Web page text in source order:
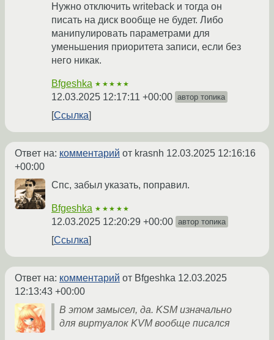
Нужно отключить writeback и тогда он
писать на диск вообще не будет. Либо
манипулировать параметрами для
уменьшения приоритета записи, если без
него никак.
Bfgeshka ★★★★★
12.03.2025 12:17:11 +00:00 автор топика
Ссылка
Ответ на: комментарий от krasnh 12.03.2025 12:16:16
+00:00
Спс, забыл указать, поправил.
Bfgeshka ★★★★★
12.03.2025 12:20:29 +00:00 автор топика
Ссылка
Ответ на: комментарий от Bfgeshka 12.03.2025
12:13:43 +00:00
В этом замысел, да. KSM изначально
для виртуалок KVM вообще писался